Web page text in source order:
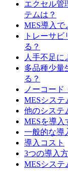
エクセル管
テムは？
MES導入で
トレーサ
る？
人手不足に
多品種少量
る？
ノーコード
MESシステ
他のシステ
MESを導入
一般的な導
導入コスト
3つの導入
MESシステ